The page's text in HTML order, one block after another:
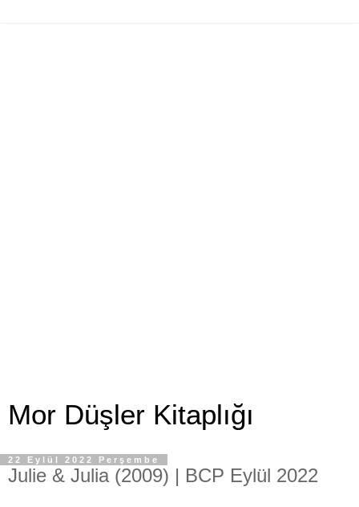
Mor Düşler Kitaplığı
22 Eylül 2022 Perşembe
Julie & Julia (2009) | BCP Eylül 2022